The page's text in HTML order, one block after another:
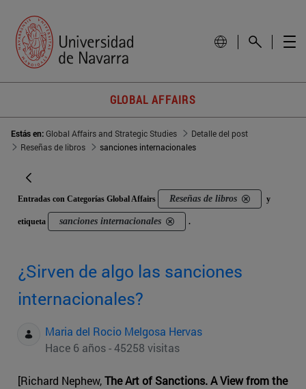
GLOBAL AFFAIRS
Estás en:Global Affairs and Strategic Studies
Detalle del post
Reseñas de libros
sanciones internacionales
Entradas con Categorías Global Affairs Reseñas de libros y
etiqueta sanciones internacionales .
¿Sirven de algo las sanciones
internacionales?
Maria del Rocio Melgosa Hervas
Hace 6 años - 45258 visitas
[Richard Nephew,The Art of Sanctions. A View from the